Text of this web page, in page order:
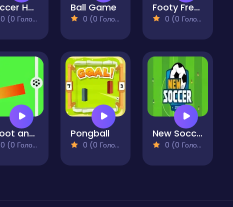
Soccer Heroes
0 (0 Голосів)
Ball Game
0 (0 Голосів)
Footy Frenzy
0 (0 Голосів)
Shoot and Goal - REMASTERED
0 (0 Голосів)
Pongball
0 (0 Голосів)
New Soccer
0 (0 Голосів)